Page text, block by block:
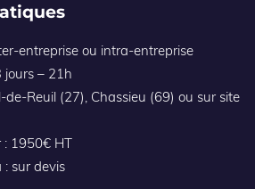
entreprise ou intra-entreprise
jours – 21h
de-Reuil (27), Chassieu (69) ou sur site
: 1950€ HT
: sur devis